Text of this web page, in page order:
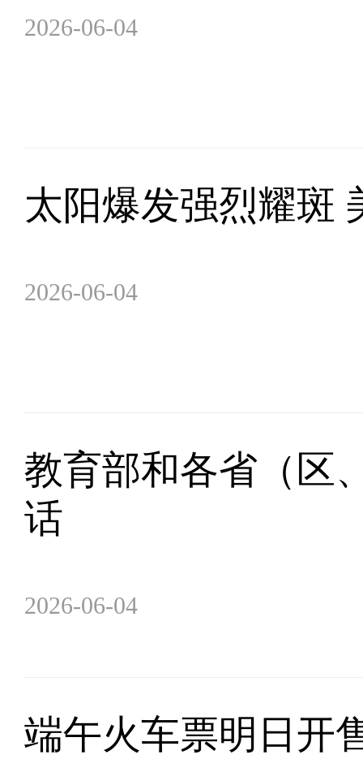
2026-06-04
太阳爆发强烈耀斑
2026-06-04
教育部和各省（区
话
2026-06-04
端午火车票明日开